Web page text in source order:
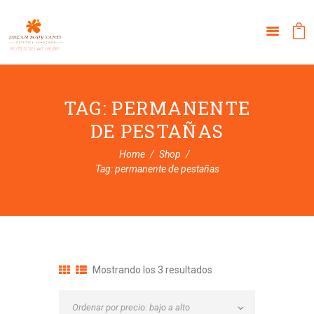
TAG: PERMANENTE
DE PESTAÑAS
Home
Shop
Tag: permanente de pestañas
Mostrando los 3 resultadosOrdenado
precio: